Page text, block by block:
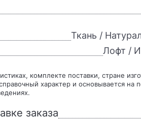
Ткань /
Лофт /
характер и основывается на
заказа